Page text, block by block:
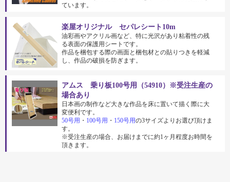
ています。
楽屋オリジナル セパレシート10m
油彩画やアクリル画など、特に光沢があり粘着性の残
る表面の保護用シートです。
作品を梱包する際の画面と梱包材との貼りつきを軽減
し、作品の破損を防ぎます。
アムス 乗り板100号用（54910）※受注生産の
場合あり
日本画の制作など大きな作品を床に置いて描く際に大
変便利です。
50号用 ・ 100号用 ・ 150号用の3サイズよりお選び頂けま
す。
※受注生産の場合、お届けまでに約1ヶ月程度お時間を
頂きます。